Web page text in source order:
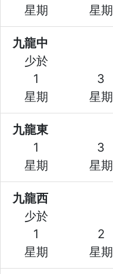
星期
星期
九龍中
少於
1
3
星期
星期
九龍東
1
3
星期
星期
九龍西
少於
1
2
星期
星期